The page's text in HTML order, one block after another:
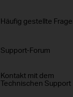
Häufig gestellte
Support-Forum
Kontakt mit dem
Technischen Support